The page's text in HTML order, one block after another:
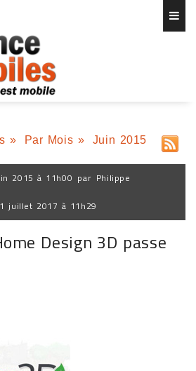
» Par Mois » Juin 2015
2015 à 11h00 par Philippe
juillet 2017 à 11h29
Design 3D passe